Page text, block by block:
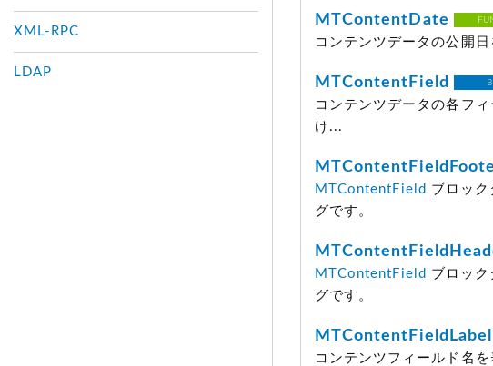
MTContentDate
コンテンツデータの公開
MTContentField
コンテンツデータの各フ
け...
MTContentField ブロッ
グです。
MTContentField ブロッ
グです。
MTContentFieldLabel
コンテンツフィールド名を
XML-RPC
LDAP